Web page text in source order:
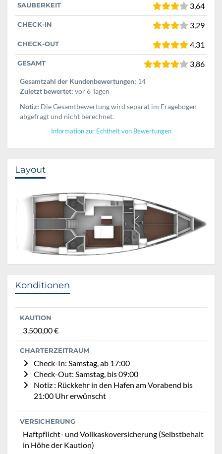
SAUBERKEIT 3,64
CHECK-IN 3,29
CHECK-OUT 4,31
GESAMT 3,86
Gesamtzahl der Kundenbewertungen: 14
Zuletzt bewertet: vor 6 Tagen
Notiz: Die Gesamtbewertung wird separat im Fragebogen
abgefragt und nicht berechnet.
Information zur Echtheit von Bewertungen
Layout
Konditionen
KAUTION
3.500,00 €
CHARTERZEITRAUM
Check-In: Samstag, ab 17:00
Check-Out: Samstag, bis 09:00
Notiz : Rückkehr in den Hafen am Vorabend bis
21:00 Uhr erwünscht
VERSICHERUNG
Haftpflicht- und Vollkaskoversicherung (Selbstbehalt
in Höhe der Kaution)